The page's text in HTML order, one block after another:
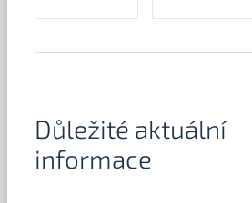
Důležité aktuální
informace